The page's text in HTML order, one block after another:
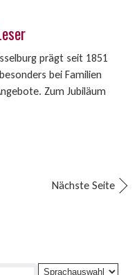
prägt seit 1851
bei Familien
Zum Jubiläum
Nächste Seite